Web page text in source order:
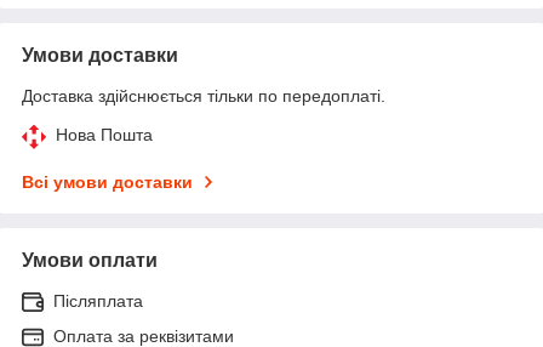
Умови доставки
Доставка здійснюється тільки по передоплаті.
Нова Пошта
Всі умови доставки
Умови оплати
Післяплата
Оплата за реквізитами